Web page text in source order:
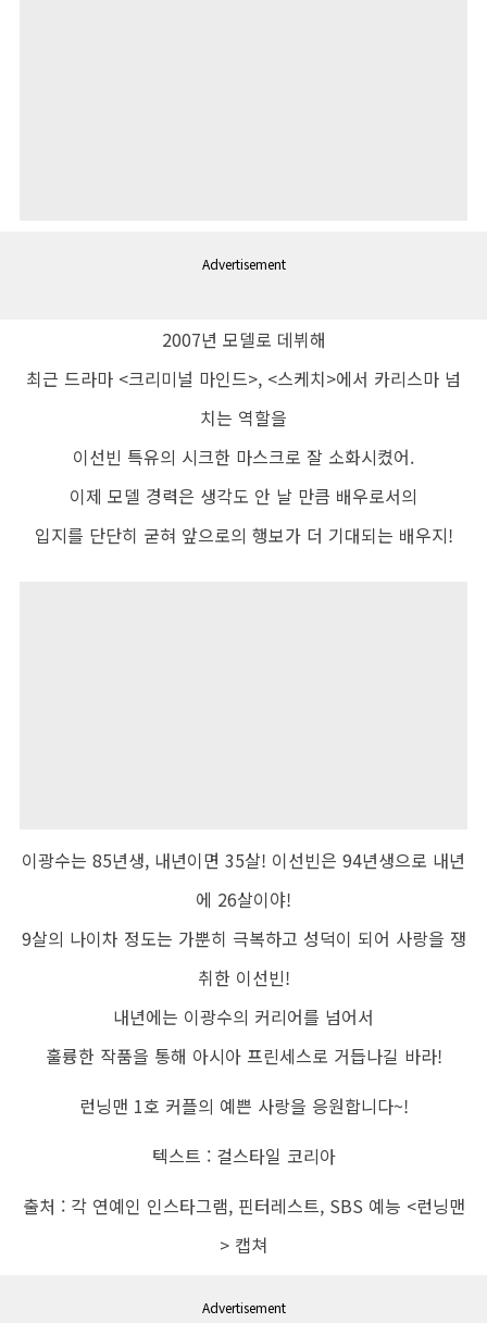
Advertisement
2007년 모델로 데뷔해
최근 드라마 <크리미널 마인드>, <스케치>에서 카리스마 넘
치는 역할을
이선빈 특유의 시크한 마스크로 잘 소화시켰어.
이제 모델 경력은 생각도 안 날 만큼 배우로서의
입지를 단단히 굳혀 앞으로의 행보가 더 기대되는 배우지!
이광수는 85년생, 내년이면 35살! 이선빈은 94년생으로 내년
에 26살이야!
9살의 나이차 정도는 가뿐히 극복하고 성덕이 되어 사랑을 쟁
취한 이선빈!
내년에는 이광수의 커리어를 넘어서
훌륭한 작품을 통해 아시아 프린세스로 거듭나길 바라!
런닝맨 1호 커플의 예쁜 사랑을 응원합니다~!
텍스트 : 걸스타일 코리아
출처 : 각 연예인 인스타그램, 핀터레스트, SBS 예능 <런닝맨
> 캡쳐
Advertisement